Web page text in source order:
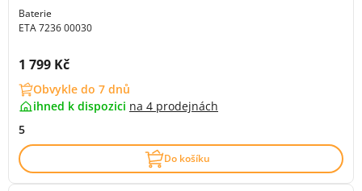
Baterie
ETA 7236 00030
Cena s DPH:
1 799 Kč
Obvykle do 7 dnů
ihned k dispozici na 4 prodejnách
5
Do košíku